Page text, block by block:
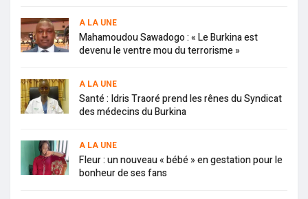
A LA UNE
Mahamoudou Sawadogo : « Le Burkina est
devenu le ventre mou du terrorisme »
A LA UNE
Santé : Idris Traoré prend les rênes du Syndicat
des médecins du Burkina
A LA UNE
Fleur : un nouveau « bébé » en gestation pour le
bonheur de ses fans